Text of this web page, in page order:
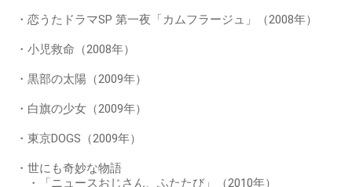
・恋うたドラマSP 第一夜「カムフラージュ」（2008年）
・小児救命（2008年）
・黒部の太陽（2009年）
・白旗の少女（2009年）
・東京DOGS（2009年）
・世にも奇妙な物語
・「ニュースおじさん、ふたたび」（2010年）